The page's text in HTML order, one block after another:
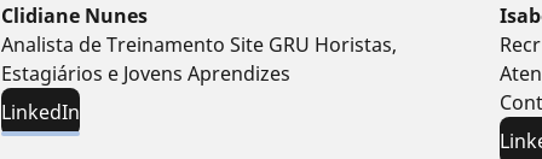
Clidiane Nunes
Analista de Treinamento Site GRU Horistas,
Estagiários e Jovens Aprendizes
LinkedIn